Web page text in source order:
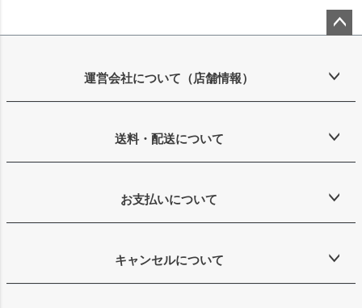
ップ
運営会社について（店舗情報）
送料・配送について
お支払いについて
キャンセルについて